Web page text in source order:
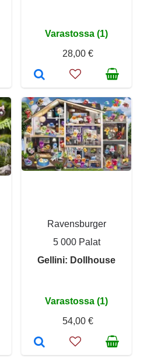
Varastossa (1)
28,00 €
Ravensburger
5 000 Palat
Gellini: Dollhouse
Varastossa (1)
54,00 €